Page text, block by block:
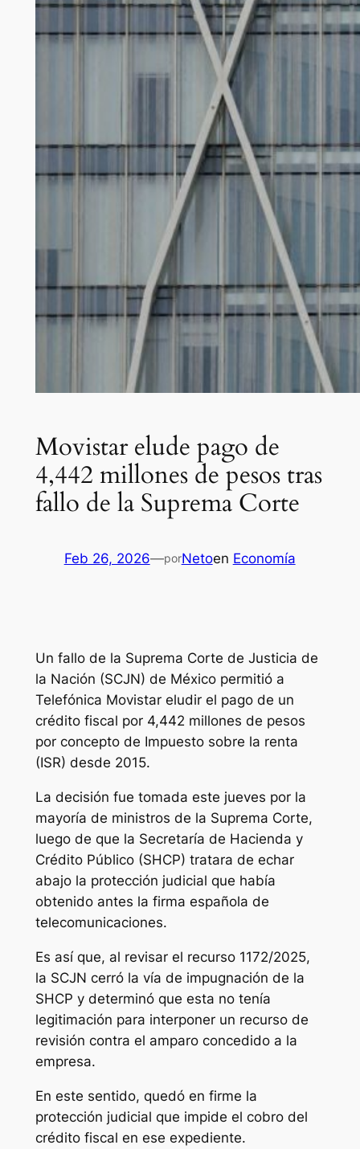
Movistar elude pago de
4,442 millones de pesos tras
fallo de la Suprema Corte
Feb 26, 2026—porNetoen Economía
Un fallo de la Suprema Corte de Justicia de
la Nación (SCJN) de México permitió a
Telefónica Movistar eludir el pago de un
crédito fiscal por 4,442 millones de pesos
por concepto de Impuesto sobre la renta
(ISR) desde 2015.
La decisión fue tomada este jueves por la
mayoría de ministros de la Suprema Corte,
luego de que la Secretaría de Hacienda y
Crédito Público (SHCP) tratara de echar
abajo la protección judicial que había
obtenido antes la firma española de
telecomunicaciones.
Es así que, al revisar el recurso 1172/2025,
la SCJN cerró la vía de impugnación de la
SHCP y determinó que esta no tenía
legitimación para interponer un recurso de
revisión contra el amparo concedido a la
empresa.
En este sentido, quedó en firme la
protección judicial que impide el cobro del
crédito fiscal en ese expediente.